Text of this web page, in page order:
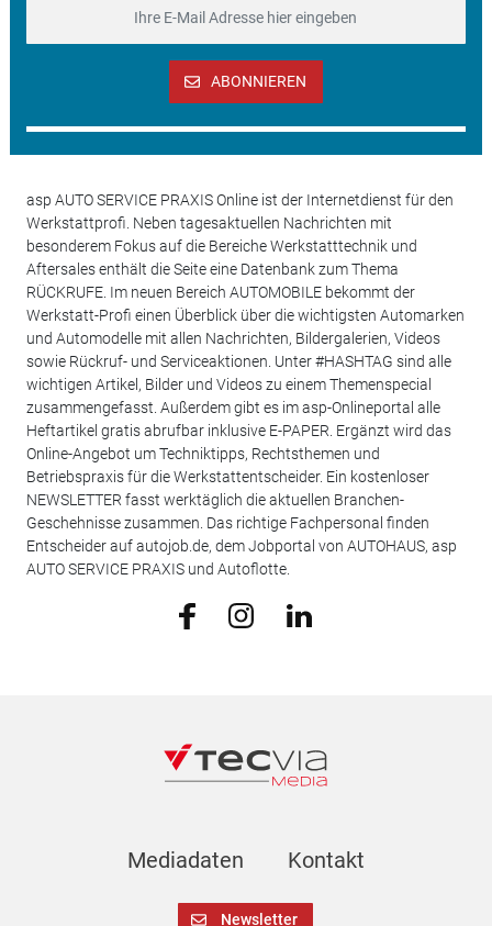
ABONNIEREN
asp AUTO SERVICE PRAXIS Online ist der Internetdienst für den
Werkstattprofi. Neben tagesaktuellen Nachrichten mit
besonderem Fokus auf die Bereiche Werkstatttechnik und
Aftersales enthält die Seite eine Datenbank zum Thema
RÜCKRUFE. Im neuen Bereich AUTOMOBILE bekommt der
Werkstatt-Profi einen Überblick über die wichtigsten Automarken
und Automodelle mit allen Nachrichten, Bildergalerien, Videos
sowie Rückruf- und Serviceaktionen. Unter #HASHTAG sind alle
wichtigen Artikel, Bilder und Videos zu einem Themenspecial
zusammengefasst. Außerdem gibt es im asp-Onlineportal alle
Heftartikel gratis abrufbar inklusive E-PAPER. Ergänzt wird das
Online-Angebot um Techniktipps, Rechtsthemen und
Betriebspraxis für die Werkstattentscheider. Ein kostenloser
NEWSLETTER fasst werktäglich die aktuellen Branchen-
Geschehnisse zusammen. Das richtige Fachpersonal finden
Entscheider auf autojob.de, dem Jobportal von AUTOHAUS, asp
AUTO SERVICE PRAXIS und Autoflotte.
Mediadaten Kontakt
Newsletter